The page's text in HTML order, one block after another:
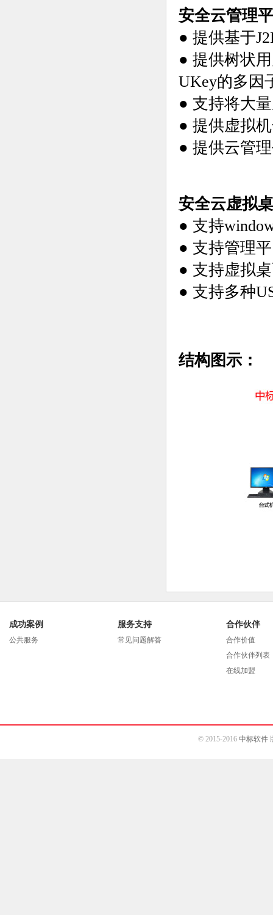
安全云管理
● 提供基于
● 提供树状
UKey的多因
● 支持将大
● 提供虚拟
● 提供云管
安全云虚拟
● 支持
● 支持管理
● 支持虚拟
● 支持多种
结构图示：
成功案例
公共服务
服务支持
常见问题解答
合作伙伴
合作价值
合作伙伴列表
在线加盟
© 2015-2016 中标软件